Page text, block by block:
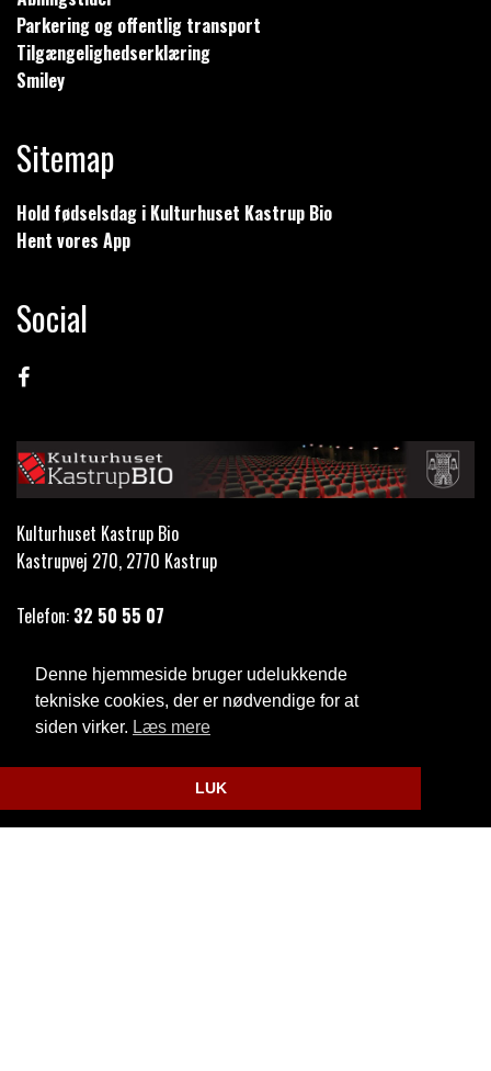
Denne hjemmeside bruger udelukkende
tekniske cookies, der er nødvendige for at
siden virker. Læs mere
LUK
Parkering og offentlig transport
Tilgængelighedserklæring
Smiley
Sitemap
Hold fødselsdag i Kulturhuset Kastrup Bio
Hent vores App
Social
Kulturhuset Kastrup Bio
Kastrupvej 270, 2770 Kastrup
Telefon: 32 50 55 07
Cookie- og privatlivspolitik